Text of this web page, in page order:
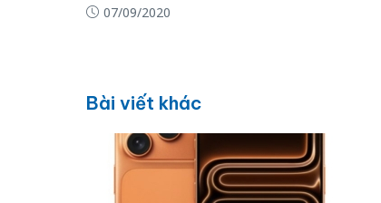
07/09/2020
Bài viết khác